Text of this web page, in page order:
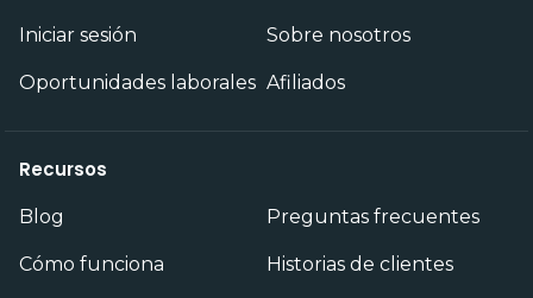
Iniciar sesión Sobre nosotros
Oportunidades laborales Afiliados
Recursos
Blog Preguntas frecuentes
Cómo funciona Historias de clientes